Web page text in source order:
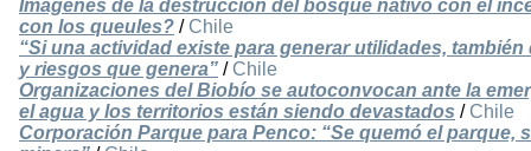
Imágenes de la destrucción del bosque nativo con el
con los queules? / Chile
“Si una actividad existe para generar utilidades,
y riesgos que genera” / Chile
Organizaciones del Biobío se autoconvocan ante la
el agua y los territorios están siendo devastados / Chile
Corporación Parque para Penco: “Se quemó el parque,